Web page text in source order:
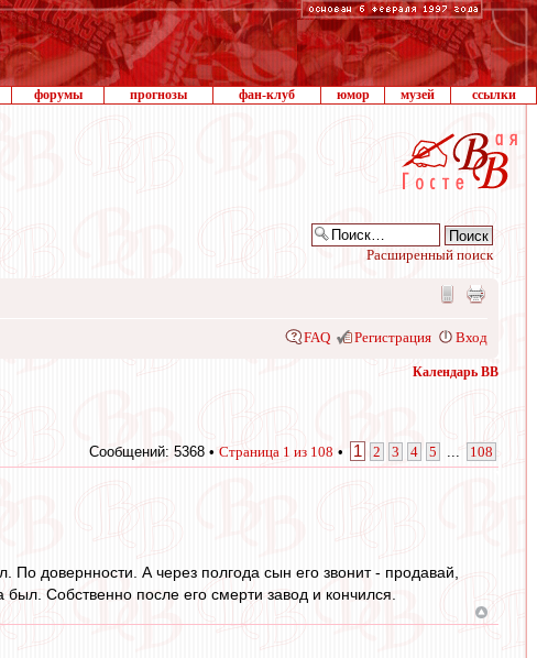
форумы прогнозы фан-клуб юмор музей ссылки
Расширенный поиск
FAQ Регистрация Вход
Календарь ВВ
Сообщений: 5368 • Страница 1 из 108 • 1 2 3 4 5 108
довернности. А через полгода сын его звонит - продавай,
Собственно после его смерти завод и кончился.